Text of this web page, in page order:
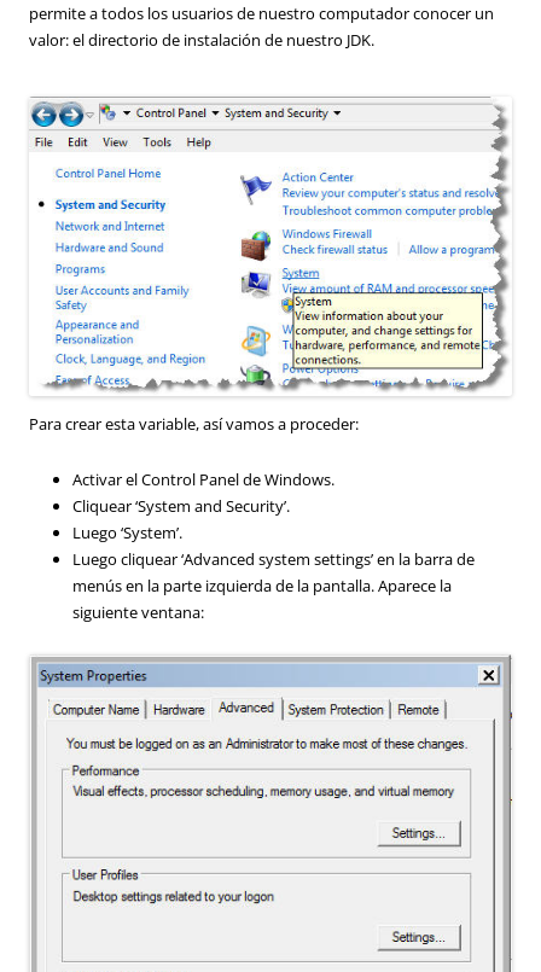
permite a todos los usuarios de nuestro computador conocer un
valor: el directorio de instalación de nuestro JDK.
Para crear esta variable, así vamos a proceder:
Activar el Control Panel de Windows.
Cliquear ‘System and Security’.
Luego ‘System’.
Luego cliquear ‘Advanced system settings’ en la barra de
menús en la parte izquierda de la pantalla. Aparece la
siguiente ventana: